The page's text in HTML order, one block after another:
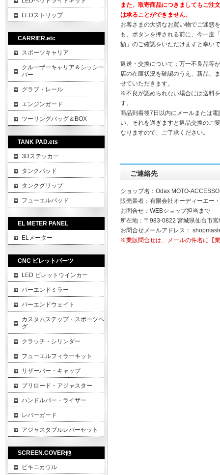
また、取寄商品につきましてもご注
は承ることができません。
お客さまの大切なお買い物でご迷惑
も、ボタンを押される前に、今一度
額」のご確認をいただけますと幸い
返送・交換について：万一不良品等
店の在庫状況を確認のうえ、新品、
せていただきます。
※不良が認められない場合には送料
す。
商品到着後7日以内にメールまたは
い。それを過ぎますと返品交換のご
なりますので、ご了承ください。
ご連絡先
ショップ名：Odax MOTO-
販売業者：有限会社オーディーエー
お問合せ：WEBショップ担当まで
所在地：〒983-0822 宮城県仙台市
お問合せメールアドレス：
※業販問合せは、メールの件名に【
LEDストリップ
CARRIER.etc
スポーツキャリア
クルーザーキャリア＆シッシー
バー
グラブ・レール
エンジンガード
ツーリングバッグ＆BOX
TANK PAD.ets
3Dステッカー
タンクパッド
タンクグリップ
フューエルパッド
EL METER PANEL
ELメーター
CNC ビレットパーツ
LED ビレットウインカー
バーエンドミラー
バーエンドウェイト
カスタムステップ・スポーツペ
グ
クラッチ・シリンダー
フューエルフィラーキット
リザーバー・キャップ
プリロード・アジャスター
ハンドルバー・ライザー
レバーガード
アジャスタブルレバーセット
SCREEN.COVER他
ビキニカウル